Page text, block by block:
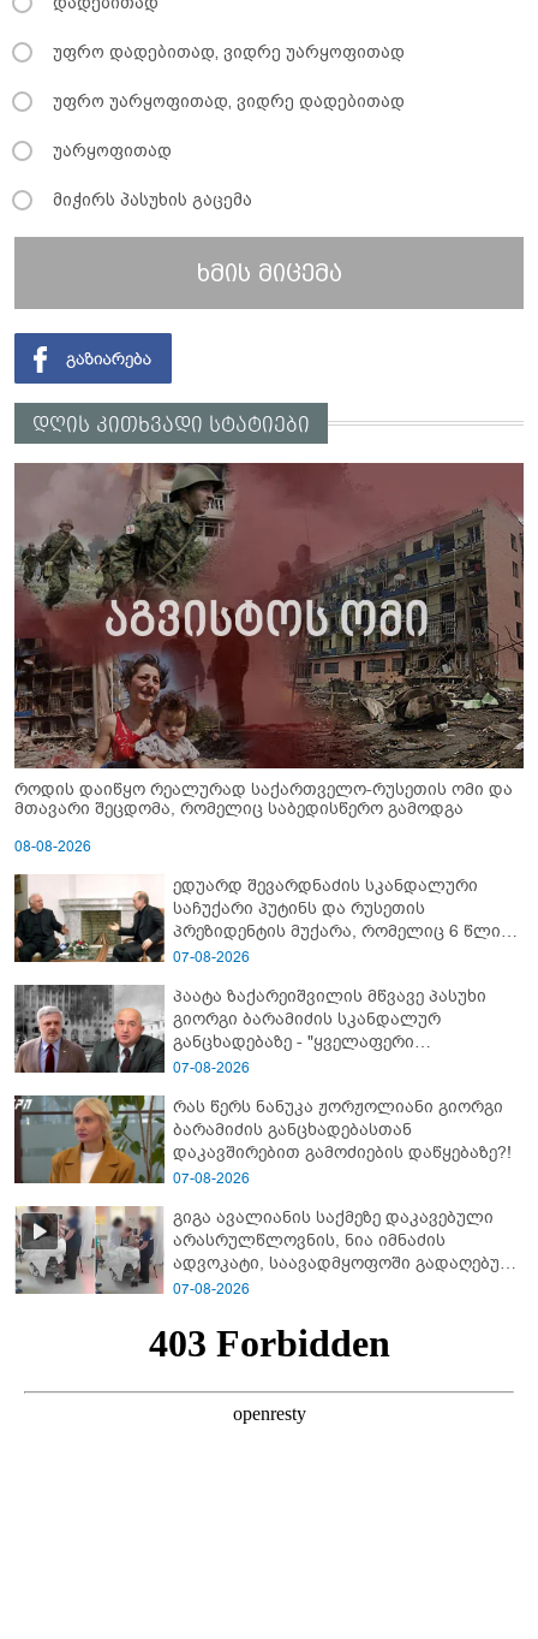
უფრო დადებითად, ვიდრე უარყოფითად
უფრო უარყოფითად, ვიდრე დადებითად
უარყოფითად
მიჭირს პასუხის გაცემა
ხმის მიცემა
დღის კითხვადი სტატიები
როდის დაიწყო რეალურად საქართველო-რუსეთის ომი და
მთავარი შეცდომა, რომელიც საბედისწერო გამოდგა
08-08-2026
ედუარდ შევარდნაძის სკანდალური
საჩუქარი პუტინს და რუსეთის
პრეზიდენტის მუქარა, რომელიც 6 წლის
შემდეგ აასრულა
07-08-2026
პაატა ზაქარეიშვილის მწვავე პასუხი
გიორგი ბარამიძის სკანდალურ
განცხადებაზე - "ყველაფერი
დეტალურად ვიცი... კამანში მოკლული
ბარამიძე კი ტყუის"
07-08-2026
რას წერს ნანუკა ჟორჟოლიანი გიორგი
ბარამიძის განცხადებასთან
დაკავშირებით გამოძიების დაწყებაზე?!
07-08-2026
გიგა ავალიანის საქმეზე დაკავებული
არასრულწლოვნის, ნია იმნაძის
ადვოკატი, საავადმყოფოში გადაღებულ
კადრებს ავრცელებს
07-08-2026